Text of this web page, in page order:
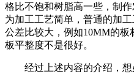
格比不饱和树脂高一些，制
为加工工艺简单，普通的加
公差比较大，例如10MM的
板平整度不是很好。
经过上述内容的介绍，想